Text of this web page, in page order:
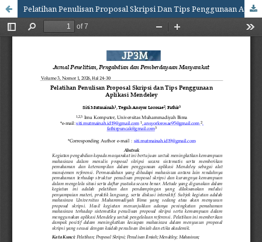
Pelatihan Penulisan Proposal Skripsi Dan Tips Penggunaan Aplikasi Mendeley